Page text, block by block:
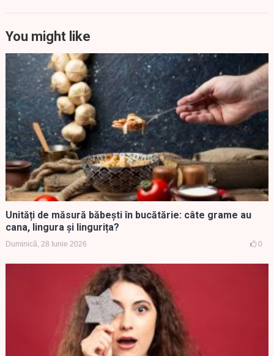
You might like
Unități de măsură băbești în bucătărie: câte grame au
cana, lingura și lingurița?
Duminică, 28 Iunie 2026 0